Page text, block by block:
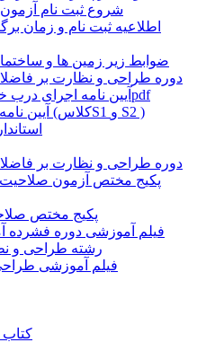
شروع ثبت نام آزمون
اطلاعیه ثبت نام و زمان
ضوابط زیر زمین ها و
دوره طراحی و نظارت بر
آیین نامه اجرای درب خروج آتش نشانی و دوربند+فایلpdf
آیین نامه مجموعه پمپ های آتش نشانی (کلاسS1 و S2 )
دوره طراحی و نظارت بر
پکیج مختص آزمون
پکیج مختص
فیلم آموزشی دوره فشرده
رشته طراحی و
فیلم آموزشی